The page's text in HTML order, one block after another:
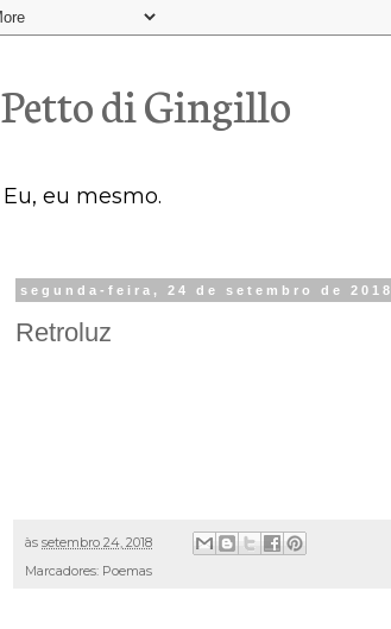
Petto di Gingillo
Eu, eu mesmo.
segunda-feira, 24 de setembro de 2018
Retroluz
às setembro 24, 2018
Marcadores: Poemas